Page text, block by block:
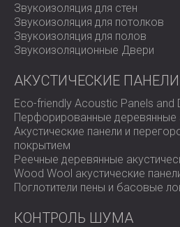
Звукоизоляция для стен
Звукоизоляция для потолков
Звукоизоляция для полов
Звукоизоляционные Двери
АКУСТИЧЕСКИЕ ПАНЕЛИ
Eco-friendly Acoustic Panels and
Перфорированные деревянные
Акустические панели и
покрытием
Реечные деревянные
Wood Wool акустические
Поглотители пены и басовые
КОНТРОЛЬ ШУМА